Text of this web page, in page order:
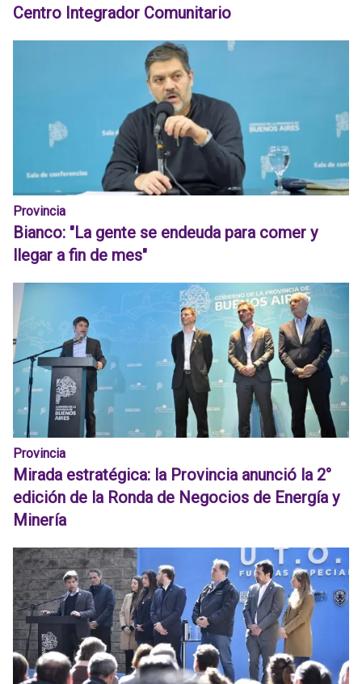
Centro Integrador Comunitario
Provincia
Bianco: "La gente se endeuda para comer y
llegar a fin de mes"
Provincia
Mirada estratégica: la Provincia anunció la 2°
edición de la Ronda de Negocios de Energía y
Minería